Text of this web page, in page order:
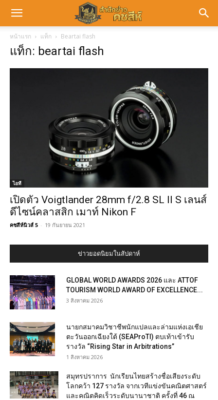
หน้าแรก แท็ก Beartai flash
แท็ก: beartai flash
ไอที
เปิดตัว Voigtlander 28mm f/2.8 SL II S เลนส์
ดีไซน์คลาสสิก เมาท์ Nikon F
คชสีห์นิวส์ 5 - 19 กันยายน 2021
ข่าวยอดนิยมในสัปดาห์
GLOBAL WORLD AWARDS 2026 และ ATTOF
TOURISM WORLD AWARD OF EXCELLENCE...
3 สิงหาคม 2026
นายกสมาคมวิชาชีพนักแปลและล่ามแห่งเอเชีย
ตะวันออกเฉียงใต้ (SEAProTI) ตบเท้าเข้ารับ
รางวัล “Rising Star in Arbitrations”
1 สิงหาคม 2026
สมุทรปราการ นักเรียนไทยสร้างชื่อเสียงระดับ
โลกคว้า 127 รางวัล จากเวทีแข่งขันคณิตศาสตร์
และคณิตคิดเร็วระดับนานาชาติ ครั้งที่ 46 ณ